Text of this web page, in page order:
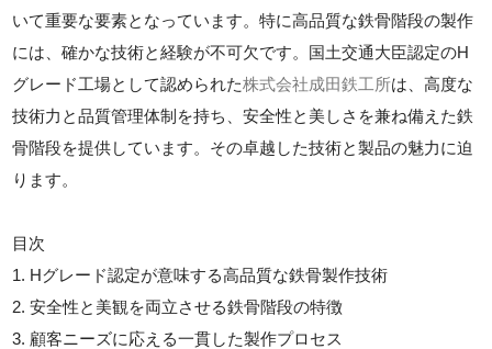
いて重要な要素となっています。特に高品質な鉄骨階段の製作
には、確かな技術と経験が不可欠です。国土交通大臣認定のH
グレード工場として認められた株式会社成田鉄工所は、高度な
技術力と品質管理体制を持ち、安全性と美しさを兼ね備えた鉄
骨階段を提供しています。その卓越した技術と製品の魅力に迫
ります。
目次
1. Hグレード認定が意味する高品質な鉄骨製作技術
2. 安全性と美観を両立させる鉄骨階段の特徴
3. 顧客ニーズに応える一貫した製作プロセス